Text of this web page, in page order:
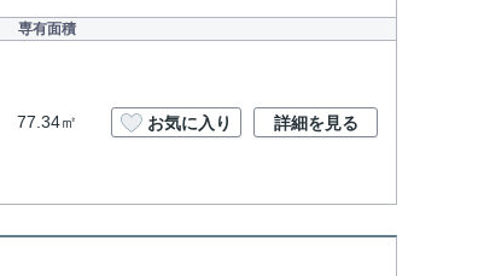
専有面積
77.34㎡ お気に入り 詳細を見る